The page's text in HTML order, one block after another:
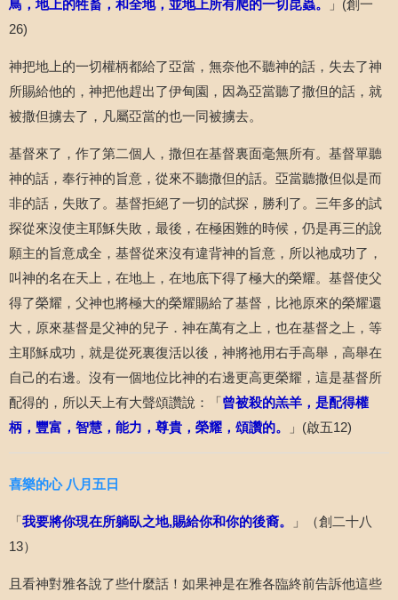
鳥，地上的牲畜，和全地，並地上所有爬的一切昆蟲。 」 (創一
26)
神把地上的一切權柄都給了亞當，無奈他不聽神的話，失去了神
所賜給他的，神把他趕出了伊甸園，因為亞當聽了撒但的話，就
被撒但擄去了，凡屬亞當的也一同被擄去。
基督來了，作了第二個人，撒但在基督裏面毫無所有。基督單聽
神的話，奉行神的旨意，從來不聽撒但的話。亞當聽撒但似是而
非的話，失敗了。基督拒絕了一切的試探，勝利了。三年多的試
探從來沒使主耶穌失敗，最後，在極困難的時候，仍是再三的說
願主的旨意成全，基督從來沒有違背神的旨意，所以祂成功了，
叫神的名在天上，在地上，在地底下得了極大的榮耀。基督使父
得了榮耀，父神也將極大的榮耀賜給了基督，比祂原來的榮耀還
大，原來基督是父神的兒子．神在萬有之上，也在基督之上，等
主耶穌成功，就是從死裏復活以後，神將祂用右手高舉，高舉在
自己的右邊。沒有一個地位比神的右邊更高更榮耀，這是基督所
配得的，所以天上有大聲頌讚說：「 曾被殺的羔羊，是配得權
柄，豐富，智慧，能力，尊貴，榮耀，頌讚的。
」 (啟五12)
喜樂的心 八月五日
「 我要將你現在所躺臥之地,賜給你和你的後裔。
」（創二十八
13）
且看神對雅各說了些什麼話！如果神是在雅各臨終前告訴他這些